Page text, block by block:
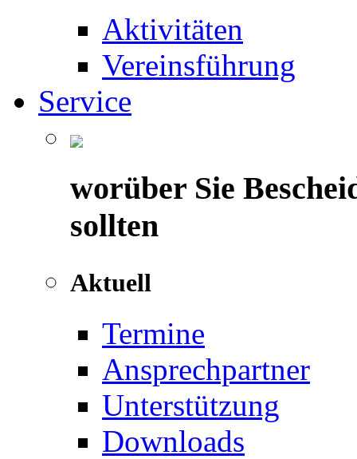
Aktivitäten
Vereinsführung
Service
worüber Sie
sollten
Aktuell
Termine
Ansprechpartner
Unterstützung
Downloads